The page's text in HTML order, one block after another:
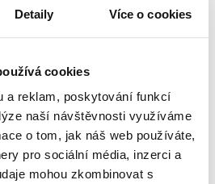
Detaily Více o cookies
cookies
a reklam, poskytování funkcí
naší návštěvnosti využíváme
o tom, jak náš web používáte,
pro sociální média, inzerci a
mohou zkombinovat s
04.08.2026